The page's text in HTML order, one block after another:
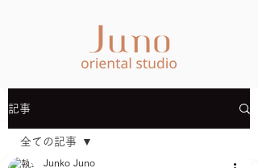
記事
全ての記事
Junko Juno